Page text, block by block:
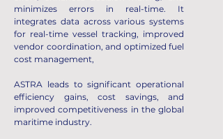
minimizes errors in real-time. It
integrates data across various systems
for real-time vessel tracking, improved
vendor coordination, and optimized fuel
cost management,​​​
ASTRA leads to significant operational
efficiency gains, cost savings, and
improved competitiveness in the global
maritime industry.